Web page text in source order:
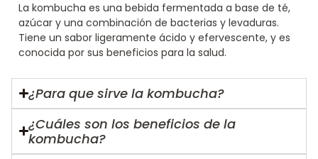
La kombucha es una bebida fermentada a base de té,
azúcar y una combinación de bacterias y levaduras.
Tiene un sabor ligeramente ácido y efervescente, y es
conocida por sus beneficios para la salud.
¿Para que sirve la kombucha?
¿Cuáles son los beneficios de la
kombucha?